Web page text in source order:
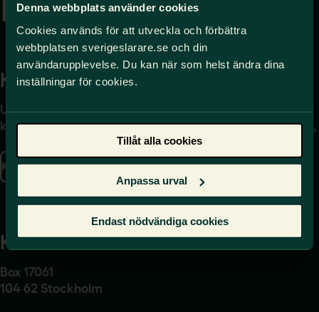
Denna webbplats använder cookies
Cookies används för att utveckla och förbättra
webbplatsen sverigeslarare.se och din
användarupplevelse. Du kan när som helst ändra dina
inställningar för cookies.
Tillåt alla cookies
Anpassa urval
Endast nödvändiga cookies
Kontakta
Uppgifter om hur du
kontaktar oss finns här.
Kontakta oss
Journalist – du når oss
på press@sverigeslarare.
se
Presskontakt
Kansli
Box 17061
104 62 Stockholm